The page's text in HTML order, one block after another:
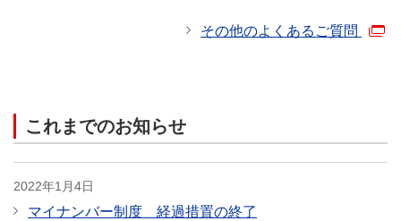
その他のよくあるご質問
これまでのお知らせ
2022年1月4日
マイナンバー制度 経過措置の終了